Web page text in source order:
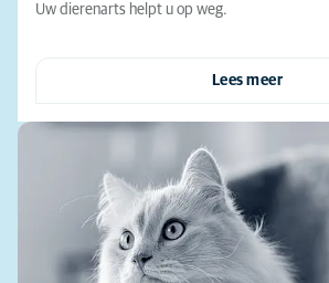
Uw dierenarts helpt u op weg.
Lees meer